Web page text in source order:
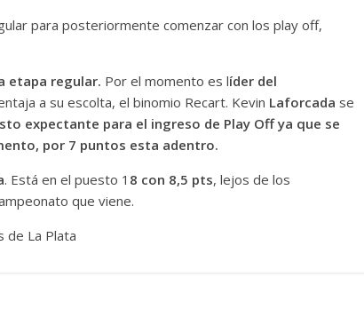
para posteriormente comenzar con los play off,
etapa regular. Por el momento es líder del
a su escolta, el binomio Recart. Kevin Laforcada se
expectante para el ingreso de Play Off ya que se
por 7 puntos esta adentro.
. Está en el puesto 1 8 con 8,5 pts, lejos de los
que viene.
de La Plata